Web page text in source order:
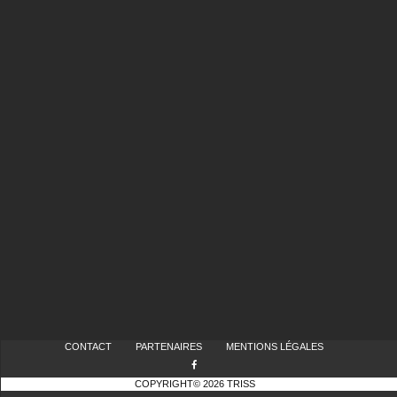
CONTACT PARTENAIRES MENTIONS LÉGALES
COPYRIGHT© 2026 TRISS